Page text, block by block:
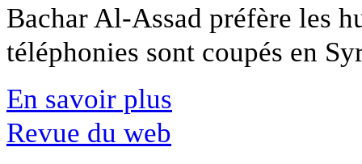
Bachar Al-Assad préfère les
téléphonies sont coupés en
En savoir plus
Revue du web